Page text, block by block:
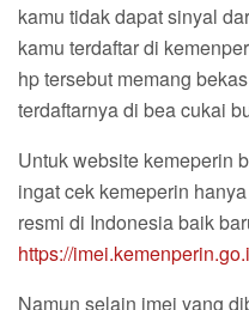
kamu tidak dapat sinyal
kamu terdaftar di
hp tersebut memang
terdaftarnya di bea cukai
Untuk website kemeperin
ingat cek kemeperin
resmi di Indonesia baik
https://
Namun selain imei yang